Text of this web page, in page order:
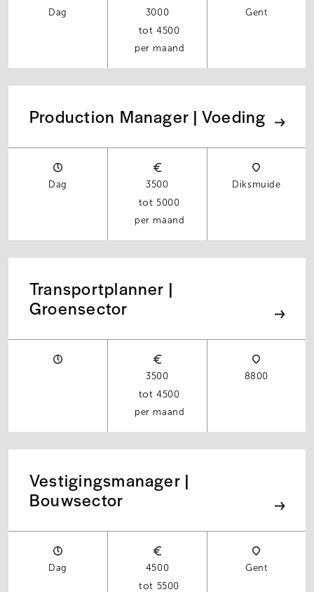
Dag
3000
4500
per maand
Gent
Production Manager | Voeding
Dag
3500
5000
per maand
Diksmuide
Transportplanner |
Groensector
3500
4500
per maand
8800
Vestigingsmanager |
Bouwsector
Dag
4500
5500
Gent